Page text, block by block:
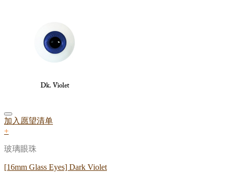
加入愿望清单
+
玻璃眼珠
[16mm Glass Eyes] Dark Violet